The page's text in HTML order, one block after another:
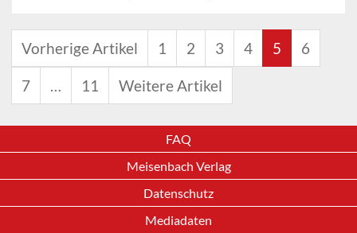
Vorherige Artikel 1 2 3 4 5 6
7 … 11 Weitere Artikel
FAQ
Meisenbach Verlag
Datenschutz
Mediadaten